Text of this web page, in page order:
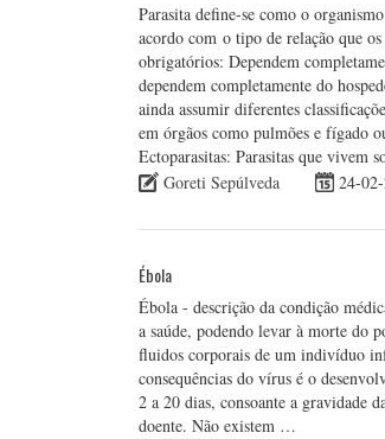
Parasita define-se como o
acordo com o tipo de relação que os
obrigatórios: Dependem
dependem completamente do
ainda assumir diferentes
em órgãos como pulmões e fígado
Ectoparasitas: Parasitas que vivem
Goreti Sepúlveda
24-
Ébola
Ébola - descrição da condição
a saúde, podendo levar à morte do
fluidos corporais de um indivíduo
consequências do vírus é o
2 a 20 dias, consoante a gravidade
doente. Não existem …